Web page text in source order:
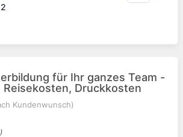
für Ihr ganzes Team -
Reisekosten, Druckkosten
Kundenwunsch)